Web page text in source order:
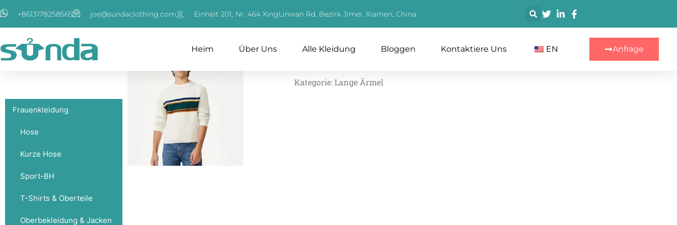
Inhalt
+8613178258565 joe@sundaclothing.com Einheit 201, Nr. 464 XingLinwan Rd, Bezirk Jimei, Xiamen, China 搜
索
Heim Über Uns Alle Kleidung Bloggen Kontaktiere Uns EN Anfrage
Kategorie:Lange Ärmel
Frauenkleidung
Hose
Kurze Hose
Sport-BH
T-Shirts & Oberteile
Oberbekleidung & Jacken